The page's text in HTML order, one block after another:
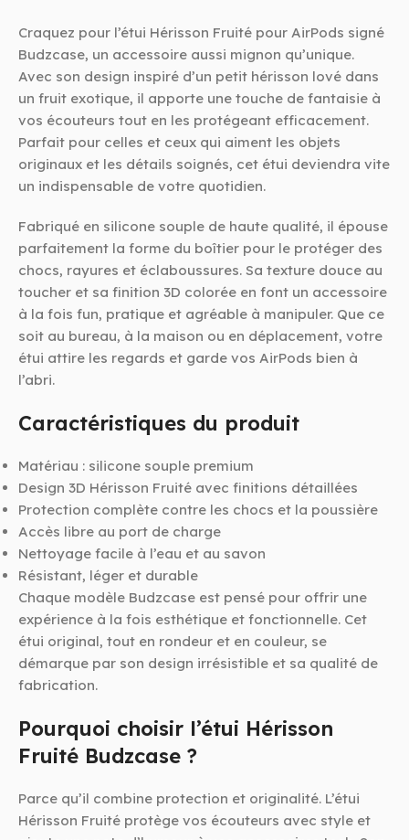
Craquez pour l’étui Hérisson Fruité pour AirPods signé
Budzcase, un accessoire aussi mignon qu’unique.
Avec son design inspiré d’un petit hérisson lové dans
un fruit exotique, il apporte une touche de fantaisie à
vos écouteurs tout en les protégeant efficacement.
Parfait pour celles et ceux qui aiment les objets
originaux et les détails soignés, cet étui deviendra vite
un indispensable de votre quotidien.
Fabriqué en silicone souple de haute qualité, il épouse
parfaitement la forme du boîtier pour le protéger des
chocs, rayures et éclaboussures. Sa texture douce au
toucher et sa finition 3D colorée en font un accessoire
à la fois fun, pratique et agréable à manipuler. Que ce
soit au bureau, à la maison ou en déplacement, votre
étui attire les regards et garde vos AirPods bien à
l’abri.
Caractéristiques du produit
Matériau : silicone souple premium
Design 3D Hérisson Fruité avec finitions détaillées
Protection complète contre les chocs et la poussière
Accès libre au port de charge
Nettoyage facile à l’eau et au savon
Résistant, léger et durable
Chaque modèle Budzcase est pensé pour offrir une
expérience à la fois esthétique et fonctionnelle. Cet
étui original, tout en rondeur et en couleur, se
démarque par son design irrésistible et sa qualité de
fabrication.
Pourquoi choisir l’étui Hérisson
Fruité Budzcase ?
Parce qu’il combine protection et originalité. L’étui
Hérisson Fruité protège vos écouteurs avec style et